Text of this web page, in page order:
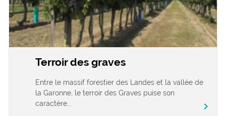
Terroir des graves
Entre le massif forestier des Landes et la vallée de
la Garonne, le terroir des Graves puise son
caractère...
chevron_right